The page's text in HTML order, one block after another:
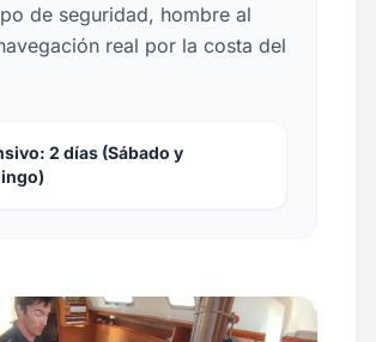
de seguridad, hombre al
real por la costa del
2 días (Sábado y